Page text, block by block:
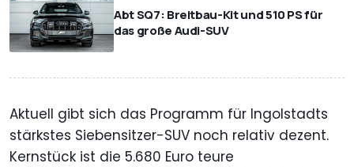
Abt SQ7: Breitbau-Kit und 510 PS für
das große Audi-SUV
Aktuell gibt sich das Programm für Ingolstadts
stärkstes Siebensitzer-SUV noch relativ dezent.
Kernstück ist die 5.680 Euro teure